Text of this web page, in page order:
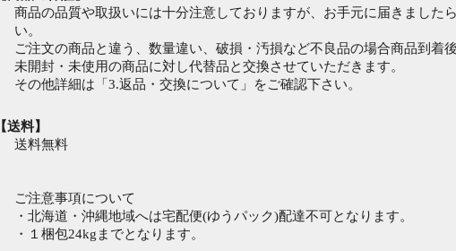
商品の品質や取扱いには十分注意しておりますが、お手元に届きました
い。
ご注文の商品と違う、数量違い、破損・汚損など不良品の場合商品到着
未開封・未使用の商品に対し代替品と交換させていただきます。
その他詳細は「3.返品・交換について」をご確認下さい。
【送料】
送料無料
ご注意事項について
・北海道・沖縄地域へは宅配便(ゆうパック)配達不可となります。
・１梱包24kgまでとなります。